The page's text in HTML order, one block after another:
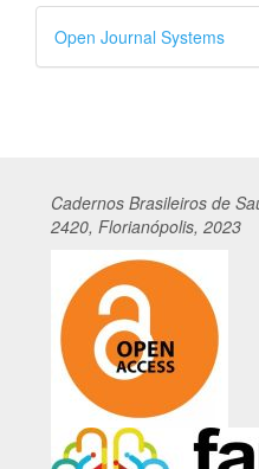
Desenvolvido
por
Open Journal Systems
Cadernos Brasileiros de
2420, Florianópolis, 2023